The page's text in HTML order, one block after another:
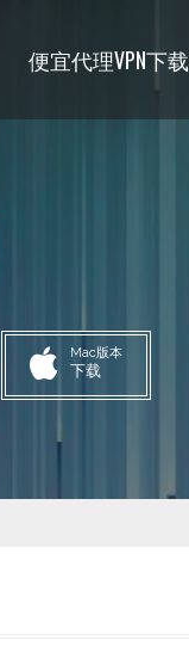
便宜代理VPN下
Mac版本
下载